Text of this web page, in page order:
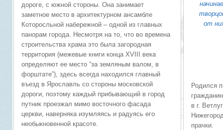
дороге, с южной стороны. Она занимает
заметное место в архитектурном ансамбле
Которосльной набережной – одной из главных
панорам города. Несмотря на то, что во времена
строительства храма это была загородная
территория (межевые книги конца XVIII века
определяют ее место “за земляным валом, в
форштате”), здесь всегда находился главный
въезд в Ярославль со стороны московской
дороги, поэтому каждый прибывающий в город
путник проезжал мимо восточного фасада
церкви, наверняка изумляясь и радуясь его
необыкновенной красоте.
от
Родился
в г.
прачки.